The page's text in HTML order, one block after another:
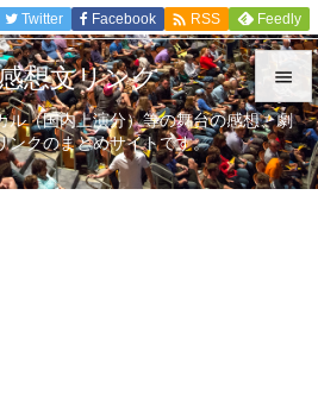


メニュ

Twitter Facebook  RSS Feedly
想文リンク
ル（国内上演分）等の舞台の感想、劇
ンクのまとめサイトです。